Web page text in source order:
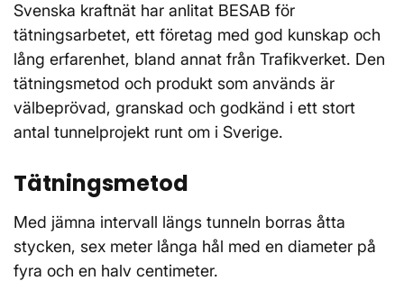
Svenska kraftnät har anlitat BESAB för
tätningsarbetet, ett företag med god kunskap och
lång erfarenhet, bland annat från Trafikverket. Den
tätningsmetod och produkt som används är
välbeprövad, granskad och godkänd i ett stort
antal tunnelprojekt runt om i Sverige.
Tätningsmetod
Med jämna intervall längs tunneln borras åtta
stycken, sex meter långa hål med en diameter på
fyra och en halv centimeter.